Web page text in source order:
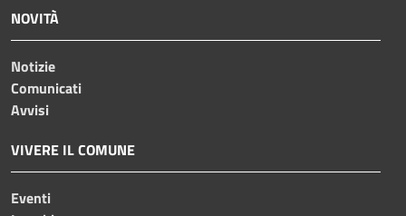
NOVITÀ
Notizie
Comunicati
Avvisi
VIVERE IL COMUNE
Eventi